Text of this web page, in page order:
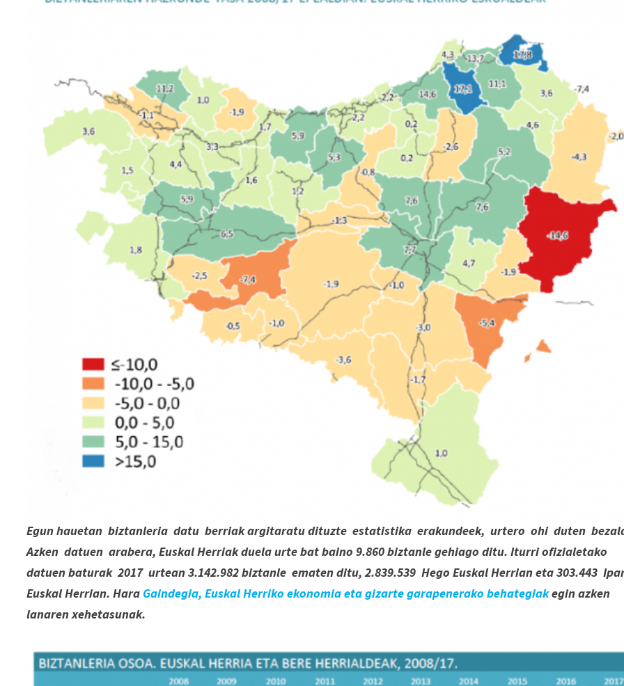
Egun hauetan biztanleria datu berriak argitaratu dituzte estatistika erakundeek, urtero ohi duten
Azken datuen arabera, Euskal Herriak duela urte bat baino 9.860 biztanle gehiago ditu. Iturri ofizialetako
datuen baturak 2017 urtean 3.142.982 biztanle ematen ditu, 2.839.539 Hego Euskal Herrian eta 303.443
Euskal Herrian. Hara Gaindegia, Euskal Herriko ekonomia eta gizarte garapenerako behategiakegin azken
lanaren xehetasunak.